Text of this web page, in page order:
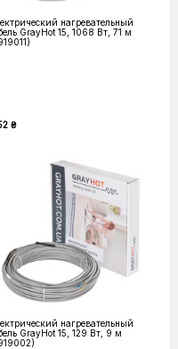
нагревательный
GrayHot 15, 1068 Вт, 71 м
₴
нагревательный
GrayHot 15, 129 Вт, 9 м